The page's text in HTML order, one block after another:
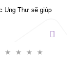
Ung Thư sẽ giúp